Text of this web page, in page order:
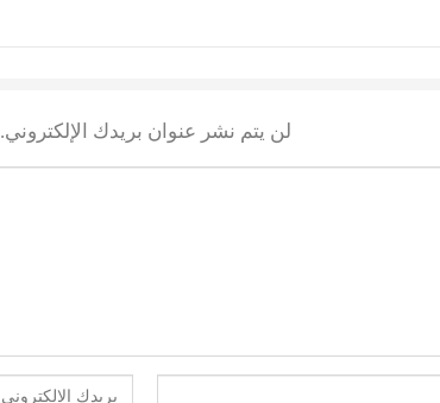
لن يتم نشر عنوان بريدك الإلكتروني.